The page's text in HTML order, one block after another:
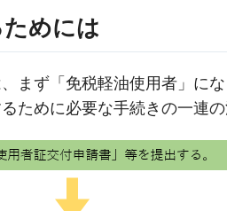
めには
まず「免税軽油使用者」に
ために必要な手続きの一連